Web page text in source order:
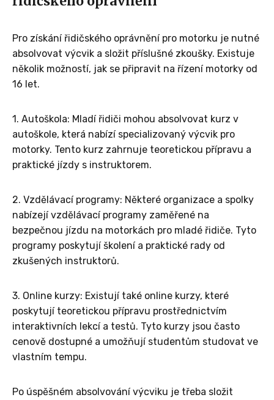
Pro získání řidičského oprávnění pro motorku je nutné
absolvovat výcvik a složit příslušné zkoušky. Existuje
několik možností, jak se připravit na řízení motorky od
16 let.
1. Autoškola: Mladí řidiči mohou absolvovat kurz v
autoškole, která nabízí specializovaný výcvik pro
motorky. Tento kurz zahrnuje teoretickou přípravu a
praktické jízdy s instruktorem.
2. Vzdělávací programy: Některé organizace a spolky
nabízejí vzdělávací programy zaměřené na
bezpečnou jízdu na motorkách pro mladé řidiče. Tyto
programy poskytují školení a praktické rady od
zkušených instruktorů.
3. Online kurzy: Existují také online kurzy, které
poskytují teoretickou přípravu prostřednictvím
interaktivních lekcí a testů. Tyto kurzy jsou často
cenově dostupné a umožňují studentům studovat ve
vlastním tempu.
Po úspěšném absolvování výcviku je třeba složit